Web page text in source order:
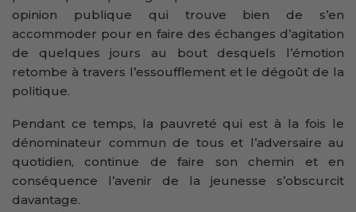
opinion publique qui trouve bien de s’en
accommoder pour en faire des échanges d’agitation
de quelques jours au bout desquels l’émotion
retombe à travers l’essoufflement et le dégoût de la
politique.
Pendant ce temps, la pauvreté qui est à la fois le
dénominateur commun de tous et l’adversaire au
quotidien, continue de faire son chemin et en
conséquence l’avenir de la jeunesse s’obscurcit
davantage.